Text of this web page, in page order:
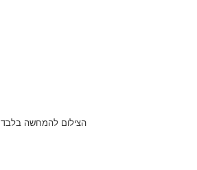
הצילום להמחשה בלבד